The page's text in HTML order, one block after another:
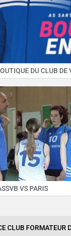
DU CLUB DE
VS PARIS
CLUB FORMATEUR